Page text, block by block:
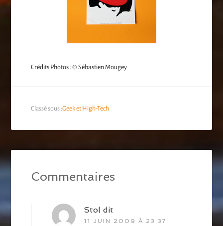
Crédits Photos : © Sébastien Mougey
Classé sous :Geek et High-Tech
Commentaires
Stol dit
11 JUIN 2009 À 23:37